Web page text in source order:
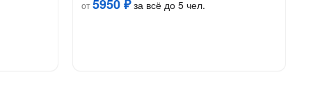
от5950 ₽за всё до 5 чел.